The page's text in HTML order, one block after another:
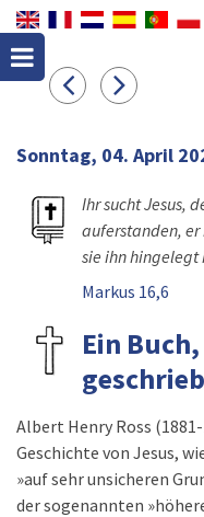
Sonntag, 04. April
Ihr sucht Jesus,
auferstanden, er
sie ihn hingelegt
Markus 16,6
Ein
Albert Henry Ross
Geschichte von Jesus,
»auf sehr unsicheren
der sogenannten